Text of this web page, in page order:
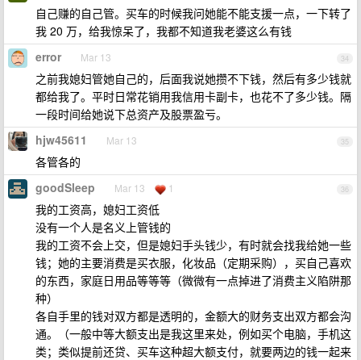
自己赚的自己管。买车的时候我问她能不能支援一点，一下转了
我 20 万，给我惊呆了，我都不知道我老婆这么有钱
34
error Mar 13
之前我媳妇管她自己的，后面我说她攒不下钱，然后有多少钱就
都给我了。平时日常花销用我信用卡副卡，也花不了多少钱。隔
一段时间给她说下总资产及股票盈亏。
35
hjw45611 Mar 13
各管各的
36
goodSleep Mar 13 1
我的工资高，媳妇工资低
没有一个人是名义上管钱的
我的工资不会上交，但是媳妇手头钱少，有时就会找我给她一些
钱；她的主要消费是买衣服，化妆品（定期采购），买自己喜欢
的东西，家庭日用品等等等（微微有一点掉进了消费主义陷阱那
种）
各自手里的钱对双方都是透明的，金额大的财务支出双方都会沟
通。（一般中等大额支出是我这里来处，例如买个电脑，手机这
类；类似提前还贷、买车这种超大额支付，就要两边的钱一起来